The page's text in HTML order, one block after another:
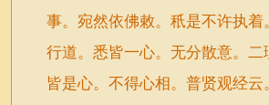
事。宛然依佛敕。秖是不许执
行道。悉皆一心。无分散意。
皆是心。不得心相。普贤观经